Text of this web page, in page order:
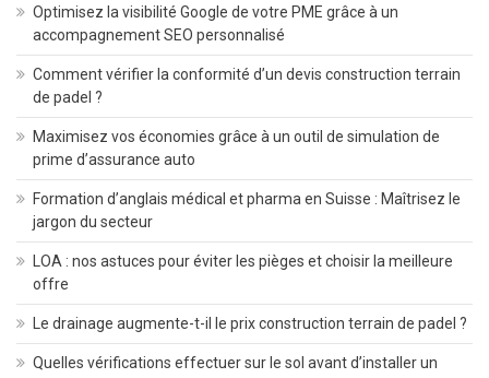
Optimisez la visibilité Google de votre PME grâce à un
accompagnement SEO personnalisé
Comment vérifier la conformité d’un devis construction terrain
de padel ?
Maximisez vos économies grâce à un outil de simulation de
prime d’assurance auto
Formation d’anglais médical et pharma en Suisse : Maîtrisez le
jargon du secteur
LOA : nos astuces pour éviter les pièges et choisir la meilleure
offre
Le drainage augmente-t-il le prix construction terrain de padel ?
Quelles vérifications effectuer sur le sol avant d’installer un